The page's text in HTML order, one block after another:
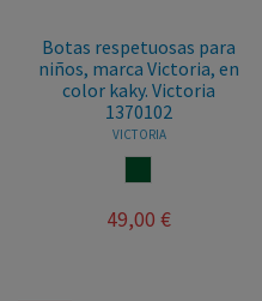
Botas respetuosas para
niños, marca Victoria, en
color kaky. Victoria
1370102
VICTORIA
49,00 €